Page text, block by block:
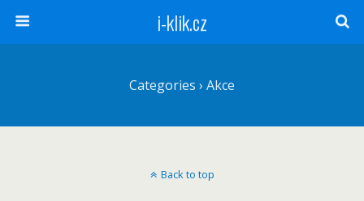
i-klik.cz
Categories › Akce
Back to top